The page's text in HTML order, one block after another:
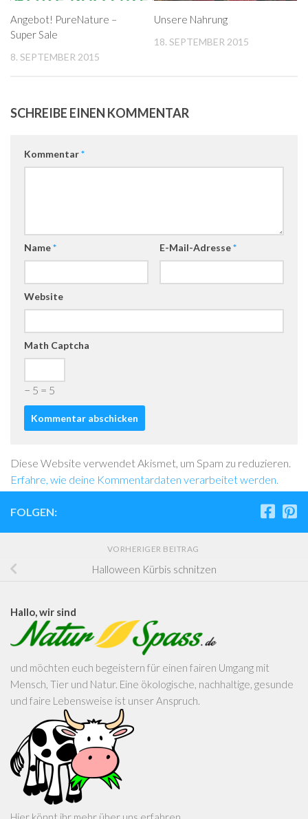
Angebot! PureNature –
Super Sale
8. SEPTEMBER 2015
Unsere Nahrung
18. SEPTEMBER 2015
SCHREIBE EINEN KOMMENTAR
Kommentar*
Name* E-Mail-Adresse*
Website
Math Captcha
− 5 = 5
Diese Website verwendet Akismet, um Spam zu reduzieren.
Erfahre, wie deine Kommentardaten verarbeitet werden.
FOLGEN:
VORHERIGER BEITRAG
Halloween Kürbis schnitzen
Hallo, wir sind
und möchten euch begeistern für einen fairen Umgang mit
Mensch, Tier und Natur. Eine ökologische, nachhaltige, gesunde
und faire Lebensweise ist unser Anspruch.